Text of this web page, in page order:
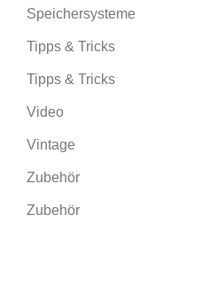
Speichersysteme
Tipps & Tricks
Tipps & Tricks
Video
Vintage
Zubehör
Zubehör